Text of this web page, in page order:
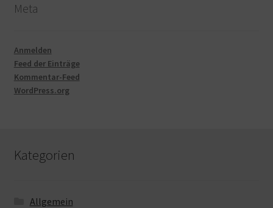
Meta
Anmelden
Feed der Einträge
Kommentar-Feed
WordPress.org
Kategorien
Allgemein